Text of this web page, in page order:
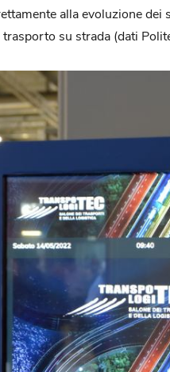
alla evoluzione
su strada (dati